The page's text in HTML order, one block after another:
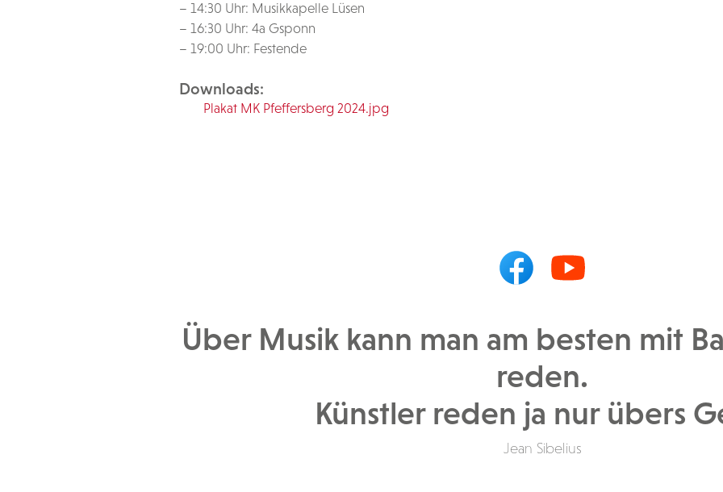
– 14:30 Uhr: Musikkapelle Lüsen
– 16:30 Uhr: 4a Gsponn
– 19:00 Uhr: Festende
Downloads:
Plakat MK Pfeffersberg 2024.jpg
Über Musik kann man am besten mit
reden.
Künstler reden ja nur übers
Jean Sibelius